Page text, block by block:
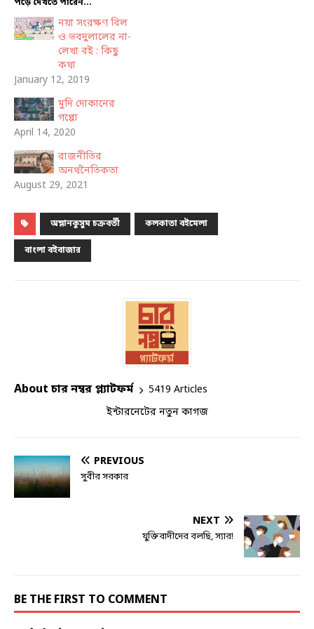
পড়ে দেখতে পারেন...
নয়া সংরক্ষণ বিল
ও ভবদুলালের না-
লেখা বই : কিছু
কথা
January 12, 2019
মুদি দোকানের
গপ্পো
April 14, 2020
রাজনীতির
অনর্থনৈতিকতা
August 29, 2021
অম্লানকুসুম চক্রবর্তী কলকাতা বইমেলা
বাংলা বইবাজার
About চার নম্বর প্ল্যাটফর্ম
5419 Articles
ইন্টারনেটের নতুন কাগজ
PREVIOUS
সুবীর সরকার
NEXT
যুক্তিবাদীদের বলছি, স্যার!
BE THE FIRST TO COMMENT